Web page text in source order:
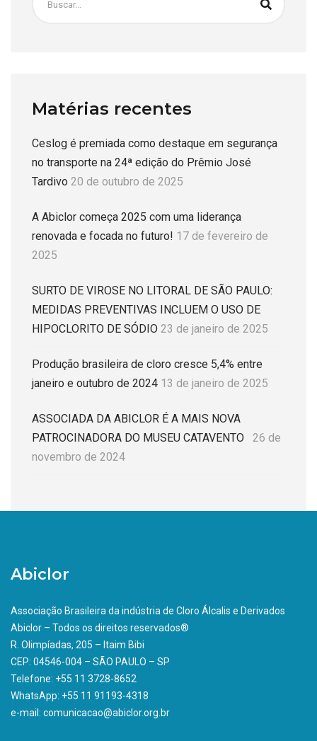
Matérias recentes
Ceslog é premiada como destaque em segurança
no transporte na 24ª edição do Prêmio José
Tardivo 20 de outubro de 2025
A Abiclor começa 2025 com uma liderança
renovada e focada no futuro! 17 de fevereiro de
2025
SURTO DE VIROSE NO LITORAL DE SÃO PAULO:
MEDIDAS PREVENTIVAS INCLUEM O USO DE
HIPOCLORITO DE SÓDIO 23 de janeiro de 2025
Produção brasileira de cloro cresce 5,4% entre
janeiro e outubro de 2024 13 de janeiro de 2025
ASSOCIADA DA ABICLOR É A MAIS NOVA
PATROCINADORA DO MUSEU CATAVENTO
26 de
novembro de 2024
Abiclor
Associação Brasileira da indústria de Cloro Álcalis e Derivados
Abiclor – Todos os direitos reservados®
R. Olimpíadas, 205 – Itaim Bibi
CEP: 04546-004 – SÃO PAULO – SP
Telefone: +55 11 3728-8652
WhatsApp: +55 11 91193-4318
e-mail: comunicacao@abiclor.org.br